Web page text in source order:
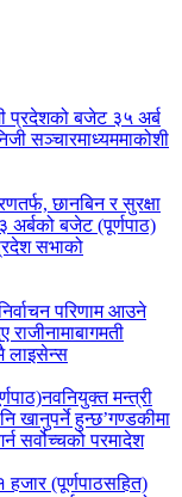
प्रदेशको बजेट ३५ अर्ब
कोशी
छानबिन र सुरक्षा
बजेट (पूर्णपाठ)
सभाको
परिणाम आउने
राजीनामाबागमती
लाइसेन्स
नवनियुक्त मन्त्री
खानुपर्ने हुन्छ’गण्डकीमा
सर्वोच्चको परमादेश
(पूर्णपाठसहित)